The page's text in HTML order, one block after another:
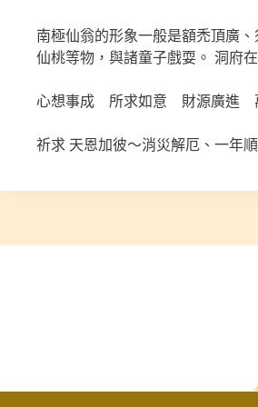
南極仙翁的形象一般是額禿頂廣
仙桃等物，與諸童子戲耍。 洞府
心想事成 所求如意 財源廣進
祈求 天恩加彼～消災解厄、一年